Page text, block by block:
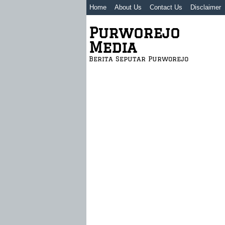
Home About Us Contact Us Disclaimer
Purworejo
Media
Berita Seputar Purworejo